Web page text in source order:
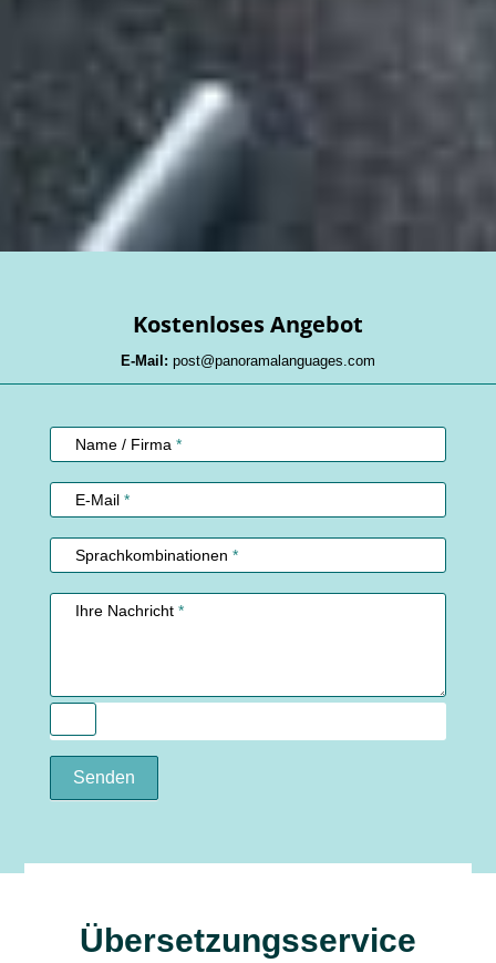
Kostenloses Angebot
E-Mail: post@panoramalanguages.com
Name / Firma *
E-Mail *
Sprachkombinationen *
Ihre Nachricht *
Senden
Übersetzungsservice